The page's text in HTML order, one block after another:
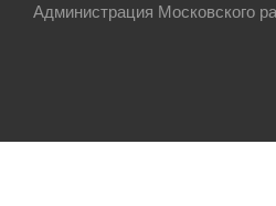
Администрация Московского